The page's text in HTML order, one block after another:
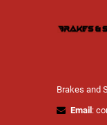
Brakes and
Email :